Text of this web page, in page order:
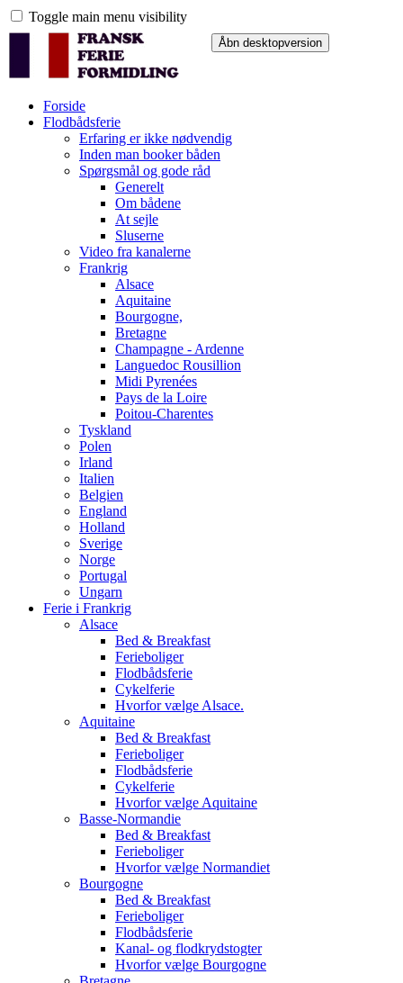
Toggle main menu visibility
Forside
Flodbådsferie
Erfaring er ikke nødvendig
Inden man booker båden
Spørgsmål og gode råd
Generelt
Om bådene
At sejle
Sluserne
Video fra kanalerne
Frankrig
Alsace
Aquitaine
Bourgogne,
Bretagne
Champagne - Ardenne
Languedoc Rousillion
Midi Pyrenées
Pays de la Loire
Poitou-Charentes
Tyskland
Polen
Irland
Italien
Belgien
England
Holland
Sverige
Norge
Portugal
Ungarn
Ferie i Frankrig
Alsace
Bed & Breakfast
Ferieboliger
Flodbådsferie
Cykelferie
Hvorfor vælge Alsace.
Aquitaine
Bed & Breakfast
Ferieboliger
Flodbådsferie
Cykelferie
Hvorfor vælge Aquitaine
Basse-Normandie
Bed & Breakfast
Ferieboliger
Hvorfor vælge Normandiet
Bourgogne
Bed & Breakfast
Ferieboliger
Flodbådsferie
Kanal- og flodkrydstogter
Hvorfor vælge Bourgogne